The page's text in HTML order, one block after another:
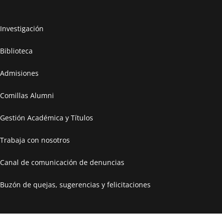
Otorgar pleno reconocimiento de las actividades
arreglo al acuerdo de formación.
Investigación
Biblioteca
Admisiones
Comillas Alumni
Gestión Académica y Títulos
Trabaja con nosotros
Canal de comunicación de denuncias
Buzón de quejas, sugerencias y felicitaciones